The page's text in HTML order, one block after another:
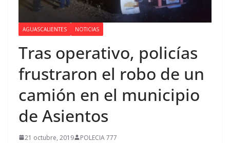
AGUASCALIENTES NOTICIAS
Tras operativo, policías
frustraron el robo de un
camión en el municipio
de Asientos
21 octubre, 2019 POLECIA 777